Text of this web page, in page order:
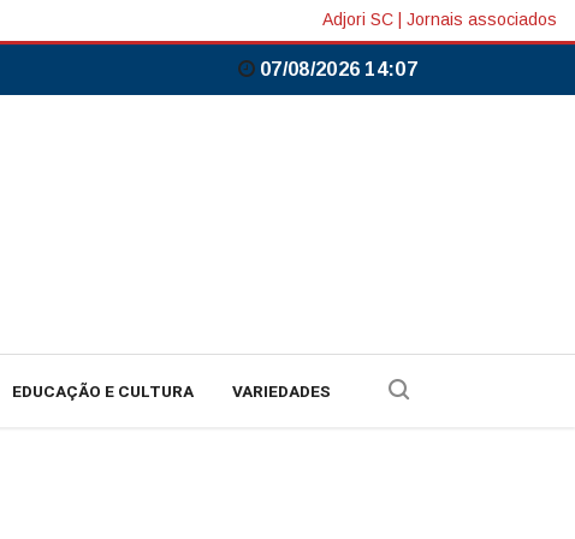
Adjori SC Jornais associados
07/08/2026 14:07
EDUCAÇÃO E CULTURA VARIEDADES